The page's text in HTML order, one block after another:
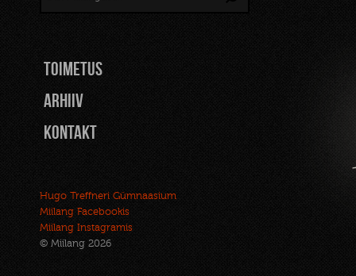
TOIMETUS
Arhiiv
Kontakt
Hugo Treffneri Gümnaasium
Miilang Facebookis
Miilang Instagramis
© Miilang 2026